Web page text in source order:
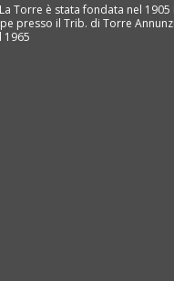
Torre è stata fondata nel
presso il Trib. di Torre
1965